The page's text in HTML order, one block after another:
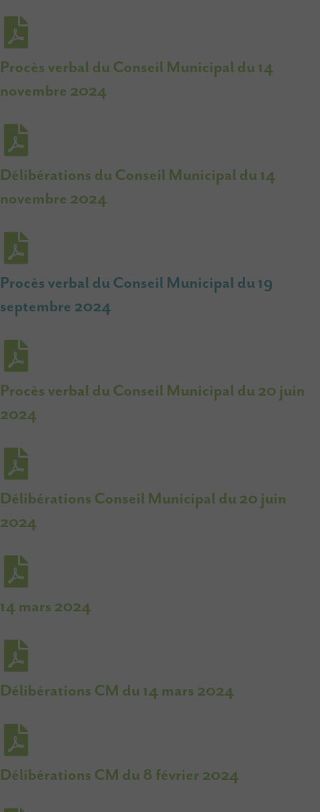
Procès verbal du Conseil Municipal du 14
novembre 2024
Délibérations du Conseil Municipal du 14
novembre 2024
Procès verbal du Conseil Municipal du 19
septembre 2024
Procès verbal du Conseil Municipal du 20 juin
2024
Délibérations Conseil Municipal du 20 juin
2024
14 mars 2024
Délibérations CM du 14 mars 2024
Délibérations CM du 8 février 2024